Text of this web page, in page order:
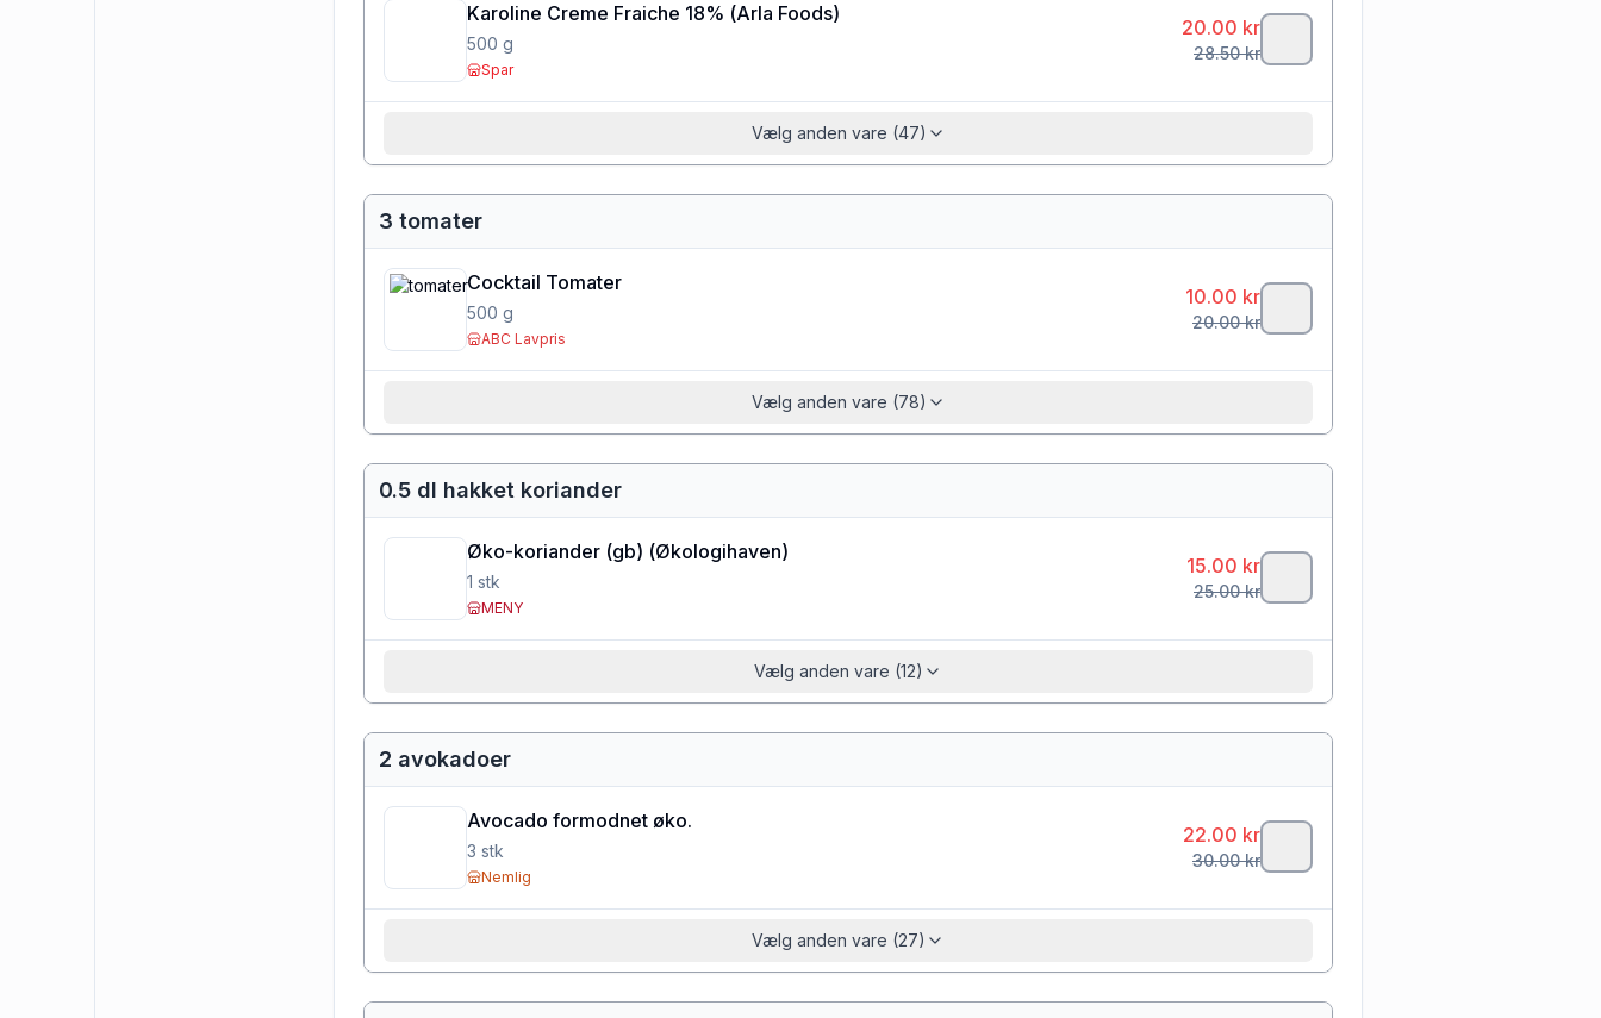
Karoline Creme Fraiche 18% (Arla Foods)
500 g
Spar
20.00 kr
28.50kr
Vælg anden vare (47)
3 tomater
Cocktail Tomater
500 g
ABC Lavpris
10.00 kr
20.00kr
Vælg anden vare (78)
0.5 dl hakket koriander
Øko-koriander (gb) (Økologihaven)
1 stk
MENY
15.00 kr
25.00kr
Vælg anden vare (12)
2 avokadoer
Avocado formodnet øko.
3 stk
Nemlig
22.00 kr
30.00kr
Vælg anden vare (27)